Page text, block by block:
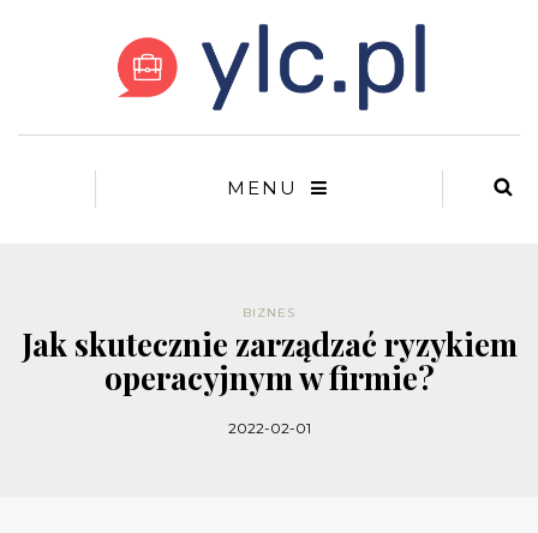
MENU
BIZNES
Jak skutecznie zarządzać ryzykiem
operacyjnym w firmie?
2022-02-01